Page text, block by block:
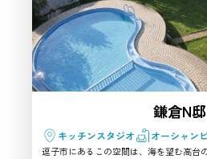
鎌倉N邸
キッチンスタジオ オーシャン
逗子市にあるこの空間は、海を望む高台